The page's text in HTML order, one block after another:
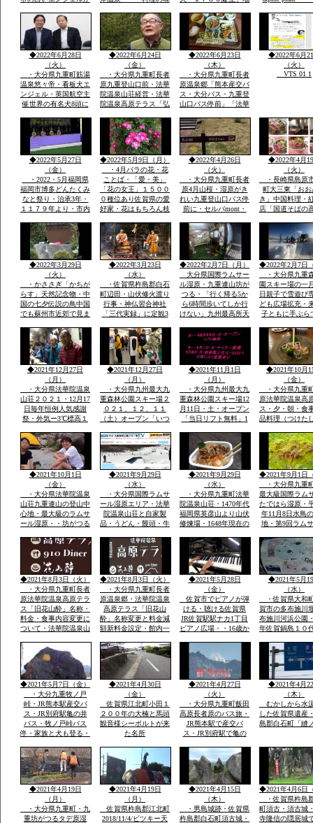
天サイト全国版選定」
今度は世界の8頭に選
定されました英国航空
から
高」・ムツゴロウ・た
いらぎ「貝柱」竹崎カ
ニは追加で1杯￥３０
００円ぐらい・温泉は
温度が
しい水の要件に適合・
地区はもちろん町内外
から水汲みが絶えませ
ん
nature
◆2022年6月28日
（火）
・大分県九重町筋湯
温泉悠々帝・看板犬エ
ンジェル・英国航空主
催世界の有名犬8頭に
国航空より日本政府観
光局ロンドン事務所か
ら連絡日本一は楽天サ
イトで2回日本一選定
英文そのまま提示
◆2022年6月24日
（金）
・大分県九重町長者
原九重登山口前・法華
院温泉山荘経営・法華
院温泉高原テラス「弘
素泊まり￥７０００円
温泉￥５００レストラ
ンあり・
https://chinanews.jp
公式
◆2022年6月23日
（木）
・大分県九重町長者
原温泉郷「熊本産交バ
ス・大分バス・九重登
山口バス停前」「法華
プ・・法華院山荘高原
テラス「」一泊￥７０
００「素泊まりok]・
自家温泉￥５００・食
事１０００円から
◆2022年6月
（火）
VTS 01 1
◆2022年5月27日
（金）
・2022・5月福岡県
福岡市博多どんたくみ
なと祭り・治承3年・
１１７９年より・市内
けられ「松ばやし」を
起源として市民のお祭
り
◆2022年5月9日（月）
・4月バラの花・花
ことば・「愛・美」
「花の女王」１５００
０種位あり佐賀県の愛
好家・花はもちろん枝
と葉も花もつやあり
◆2022年4月26日
（火）
・大分県九重町長者
原4月山桜・湿原がき
れい九重登山口バス停
前に・セルパmont・
法華院温泉高原テラス
食堂「９１０・・くじ
ゅうdiner]で九重夢ポ
ークで食事
◆2022年4月
（火）
・長崎県島原
町大三東「おお
き」中国料理・
店「国道そばの
中国風のお店・
袋の本格的な中
有名店で大学通
がら修業
◆2022年3月29日
（火）
・かささぎ「かちが
らす」天然記念物・中
国の七夕伝説の鳥中国
でも蘇州市近郊で見ま
鳴くきます・・・黒い
カラス・九州の自宅庭
に遊びに来ています
◆2022年3月23日
（水）
・佐賀県杵島郡白石
町辺田・山伏修火渡り
行事・神仏習合神社
「三代実録」に定観3
坊一大霊場有・龍造寺
氏・鍋島氏の保護・祈
年祭かけ参リ
◆2022年2月7日（月）
大分県国際ラムサー
ル湿原・九重連山坊が
つる・「行く帰る5か
ら6時間歩いてしか行
けない」九州最高所天
の冬１月ー３。ｃ
◆2022年2月7日
・大分県九重
園スキー場の一
日親子で雪遊び
ども広場拡充・
子ともに手ぶら
アサイズ用
◆2021年12月27日
（月）
・大分県法華院温泉
山荘２０２１・12月17
日毎年恒例人気感謝
祭・外気ー3℃標高１
全国から50数名山荘で
年忘れ爆笑感謝祭
◆2021年12月27日
（月）
・大分県九州最大九
重森林公園スキー場２
０２１、１２、１１
（土）オープン「いつ
「大人も子供も体一つ
で来場OK一流メーカ
ーレンタルウェア４０
００セツト用意」
◆2021年11月1日
（月）
・大分県九州最大九
重森林公園スキー場12
月11日・土・オープン
「当日リフト無料」1
営業手ぶらでOKレン
タルウェア全サイズ用
意
◆2021年10月
（金）
・大分県九重
原法華院温泉高
ス・夕・朝・食
品料理（つけた
DINER（九重
ー）品数豊富宿
で1万円前後予
ダイナープライ
企業様合宿・研
◆2021年10月1日
（金）
・大分県法華院温泉
山荘九重連山の登山中
心地・最大級のラムサ
ール湿原・・坊がつる
山者に山をインタビュ
ウ
◆2021年9月29日
（水）
・大分県国際ラムサ
ール湿原エリア・法華
院温泉山荘と自家製
品・うどん・饅頭・牛
類・オリジナル専用お
土産・すべて一味違
う・天然温泉とお酒・
国際ラムサール湿原坊
がつるでテン泊・畳に
◆2021年9月29日
（水）
・大分県九重町法華
院温泉山荘・1470年代
福岡県英彦山より山伏
修煉場・1648年現在の
音・不動明王・毘沙門
天・江戸時代武田藩の
祈願所・明治15年本
坊・支所は消失24代弘
蔵孟夫が山宿
◆2021年9月1日
・大分県九重
最大級国際ラム
たではら湿原・
年11月8日水鳥
地・第9回ラム
内最大級標高１
から１２００ｍ
の野焼・地元ボ
アで環境維
◆2021年8月3日（火）
・大分県九重町長者
原法華院温泉高原テラ
ス「旧花山酔」名称・
料金・食事内容変更に
ついて・法華院温泉山
明・パソコン可・
hi/fiok/九重連山登山・
国内最大級のラムサー
ル湿原エリアなど
◆2021年8月3日（火）
・大分県九重町長者
原温泉郷・法華院温泉
高原テラス「旧花山
酔」名称変更と料金減
額新料金設定・館内一
荘27代目荘主・弘蔵岳
久より説明ご挨拶ご案
内いたします・家族で
レーズナブルで
◆2021年5月28日
（金）
佐賀市でピアノが弾
ける・聴ける佐賀県
JR佐賀駅駅ナカ1丁目
ピアノ広場・・16歳か
ける人応援求
◆2021年5月
（水）
・佐賀県大和
賀市の多布施川
布施川河浜公園
年佐賀鍋島１０
「多布施川河岬
園」トンボ王
◆2021年5月7日（金）
・大分九重牧ノ戸
峠・JR熊本駅産交バ
ス・JR別府駅亀の井
バス・牧ノ戸峠バス
停・家族と犬も登る・
ース
◆2021年4月30日
（金）
佐賀県江北町小田１
２００年の大楠と馬頭
観音様シーボルトが来
た名所
◆2021年4月27日
（火）
・大分県九重町飯田
高原長者原のバス旅・
JR熊本駅で産交バ
ス・JR別府駅で亀の
級ラムサール坊がつる
たではら湿原・ミヤマ
キリシマ九重連山法華
院温泉
◆2021年4月
（木）
むかしから水
した佐賀県遺産
島郡白石町「縫
◆2021年4月19日
（月）
・大分県九重町・九
重坊がつるタデ原湿
◆2021年4月19日
（月）
佐賀県杵島郡江北町
2018/11/4/ビツキー天
◆2021年4月15日
（木）
・男島城跡・佐賀県
杵島郡白石町須古城・
◆2021年4月6日
・佐賀県杵島
町須古・須古城
寺隆信の隠居城